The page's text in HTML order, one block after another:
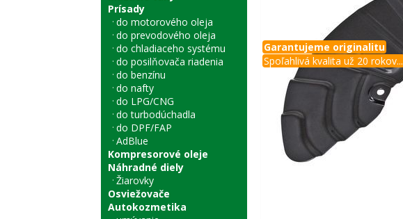
Prísady
do motorového oleja
do prevodového oleja
do chladiaceho systému
do posilňovača riadenia
do benzínu
do nafty
do LPG/CNG
do turbodúchadla
do DPF/FAP
AdBlue
Kompresorové oleje
Náhradné diely
Žiarovky
Osviežovače
Autokozmetika
Garantujeme originalitu
Spoľahlivá kvalita už 20 rokov...